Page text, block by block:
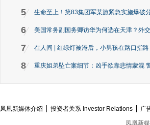
5 生命至上！第83集团军某旅紧急实施爆破
6 美国常务副国务卿访华为何选在天津？外
7 在人间 | 红绿灯被淹后，小男孩在路口指
8 重庆姐弟坠亡案细节：凶手欲靠悲情蒙混
凤凰新媒体介绍 投资者关系 Investor Relations 广
凤凰新